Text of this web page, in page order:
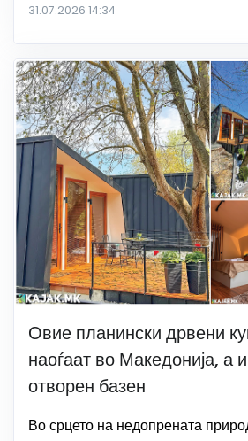
31.07.2026 14:34
Овие планински дрвени
наоѓаат во Македонија, а
отворен базен
Во срцето на недопрената